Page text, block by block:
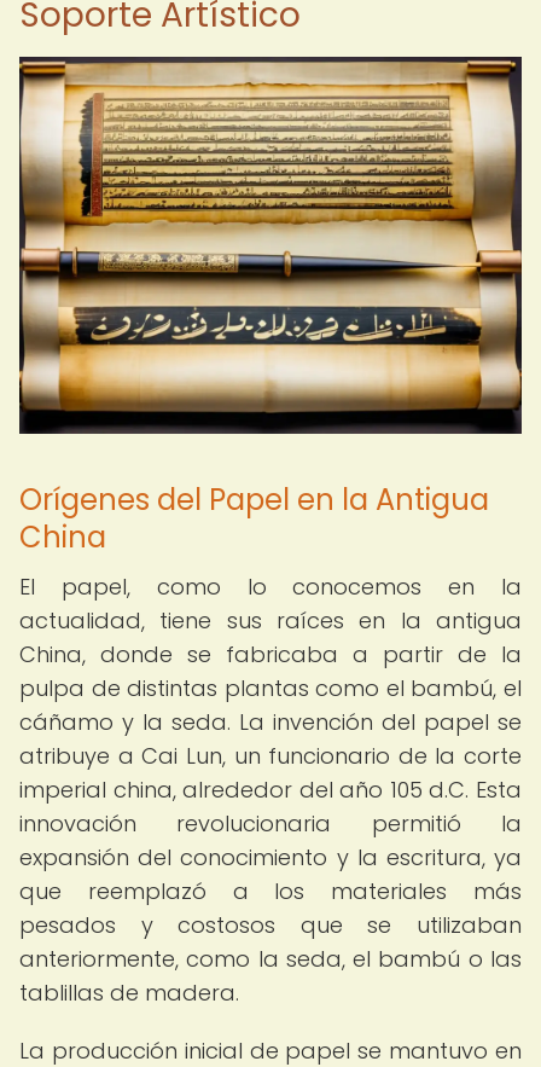
Soporte Artístico
Orígenes del Papel en la Antigua
China
El papel, como lo conocemos en la
actualidad, tiene sus raíces en la antigua
China, donde se fabricaba a partir de la
pulpa de distintas plantas como el bambú, el
cáñamo y la seda. La invención del papel se
atribuye a Cai Lun, un funcionario de la corte
imperial china, alrededor del año 105 d.C. Esta
innovación revolucionaria permitió la
expansión del conocimiento y la escritura, ya
que reemplazó a los materiales más
pesados y costosos que se utilizaban
anteriormente, como la seda, el bambú o las
tablillas de madera.
La producción inicial de papel se mantuvo en